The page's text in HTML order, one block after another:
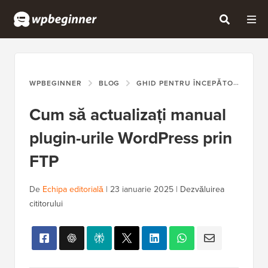
WPBEGINNER BLOG GHID PENTRU ÎNCEPĂTORI
Cum să actualizați manual
plugin-urile WordPress prin
FTP
De Echipa editorială | 23 ianuarie 2025 | Dezvăluirea
cititorului